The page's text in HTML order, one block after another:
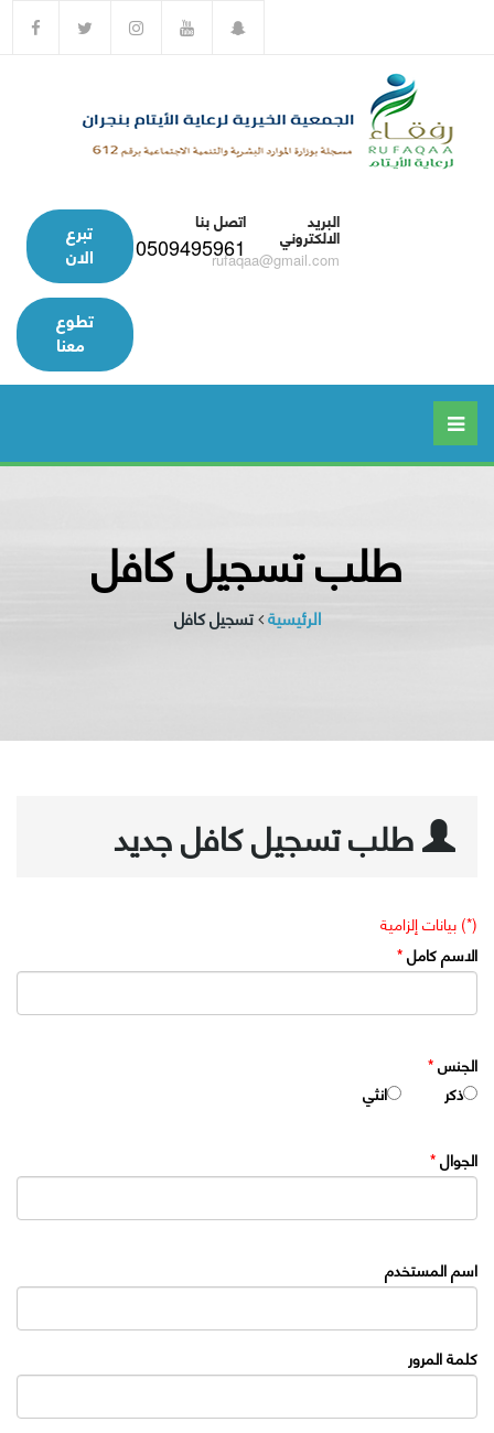
البريد
الالكتروني
rufaqaa@gmail.com
اتصل بنا
0509495961 تبرع
الان
تطوع
معنا
طلب تسجيل كافل
الرئيسية تسجيل كافل
طلب تسجيل كافل جديد
(*) بيانات إلزامية
الاسم كامل *
الجنس *
ذكر
انثي
الجوال *
اسم المستخدم
كلمة المرور